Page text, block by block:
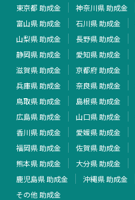
東京都 助成金
神奈川県 助成金
富山県 助成金
石川県 助成金
山梨県 助成金
長野県 助成金
静岡県 助成金
愛知県 助成金
滋賀県 助成金
京都府 助成金
兵庫県 助成金
奈良県 助成金
鳥取県 助成金
島根県 助成金
広島県 助成金
山口県 助成金
香川県 助成金
愛媛県 助成金
福岡県 助成金
佐賀県 助成金
熊本県 助成金
大分県 助成金
鹿児島県 助成金
沖縄県 助成金
その他 助成金